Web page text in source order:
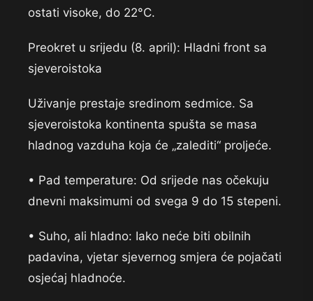
ostati visoke, do 22°C.
Preokret u srijedu (8. april): Hladni front sa
sjeveroistoka
Uživanje prestaje sredinom sedmice. Sa
sjeveroistoka kontinenta spušta se masa
hladnog vazduha koja će „zalediti“ proljeće.
• Pad temperature: Od srijede nas očekuju
dnevni maksimumi od svega 9 do 15 stepeni.
• Suho, ali hladno: Iako neće biti obilnih
padavina, vjetar sjevernog smjera će pojačati
osjećaj hladnoće.